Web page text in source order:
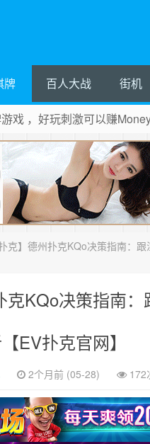
牌 百人大战 街机
戏 ，好玩刺激可以赚Money
扑克】德州扑克KQo决策指南：
克KQo决策指南
EV扑克官网】
2个月前 (05-28) 172